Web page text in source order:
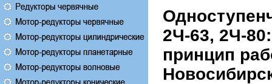
2Ч-63, 2Ч-
принцип